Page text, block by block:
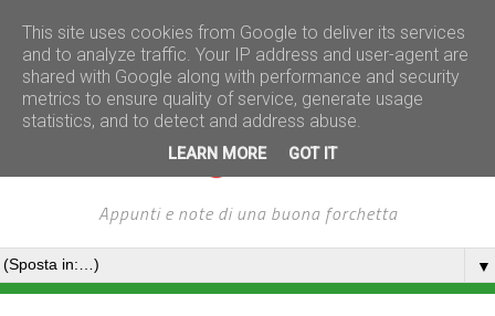
Appunti e note di una buona forchetta
▼
This site uses cookies from Google to deliver its services
and to analyze traffic. Your IP address and user-agent are
shared with Google along with performance and security
metrics to ensure quality of service, generate usage
statistics, and to detect and address abuse.
LEARN MORE GOT IT